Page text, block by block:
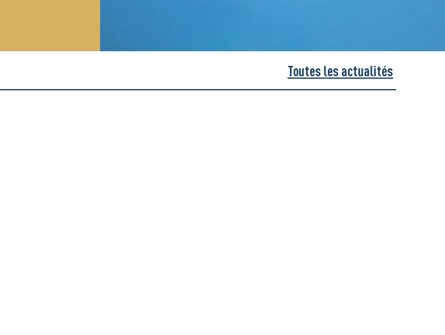
Toutes les actualités